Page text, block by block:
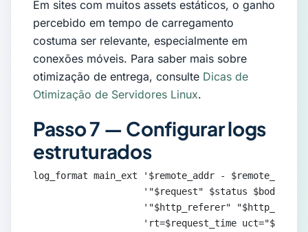
Em sites com muitos assets estáticos, o ganho
percebido em tempo de carregamento
costuma ser relevante, especialmente em
conexões móveis. Para saber mais sobre
otimização de entrega, consulte Dicas de
Otimização de Servidores Linux.
Passo 7 — Configurar logs
estruturados
log_format main_ext '$remote_addr -
'"$request" $status
'"$http_referer"
'rt=$request_time